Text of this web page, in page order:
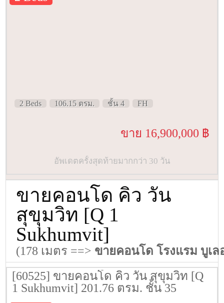
2 Beds 106.15 ตรม. ชั้น 4 FH
ขาย 16,900,000 ฿
อัพเดตครั้งสุดท้ายมากกว่า 30 วัน
ขายคอนโด คิว วัน
สุขุมวิท [Q 1
Sukhumvit]
(178 เมตร ==> ขายคอนโด โรงแรม บูเ
[60525] ขายคอนโด คิว วัน สุขุมวิท [Q
1 Sukhumvit] 201.76 ตรม. ชั้น 35